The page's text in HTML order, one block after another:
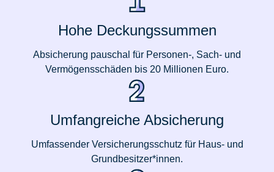
Hohe Deckungssummen
Absicherung pauschal für Personen-, Sach- und
Vermögensschäden bis 20 Millionen Euro.
Umfangreiche Absicherung
Umfassender Versicherungsschutz für Haus- und
Grundbesitzer*innen.